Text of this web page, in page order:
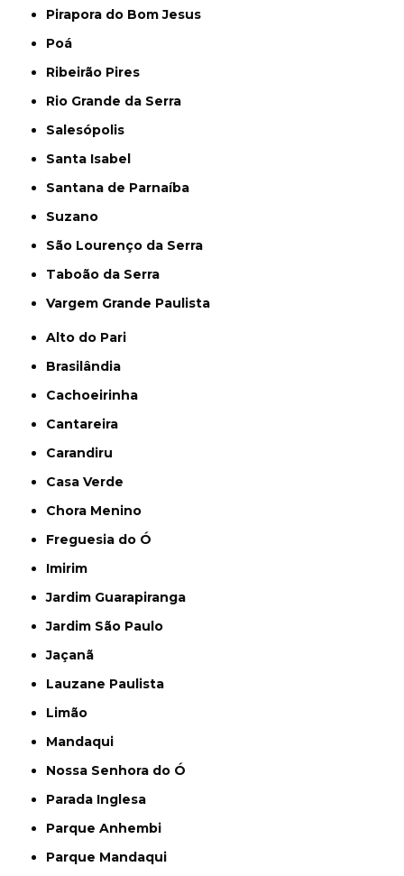
Pirapora do Bom Jesus
Poá
Ribeirão Pires
Rio Grande da Serra
Salesópolis
Santa Isabel
Santana de Parnaíba
Suzano
São Lourenço da Serra
Taboão da Serra
Vargem Grande Paulista
Alto do Pari
Brasilândia
Cachoeirinha
Cantareira
Carandiru
Casa Verde
Chora Menino
Freguesia do Ó
Imirim
Jardim Guarapiranga
Jardim São Paulo
Jaçanã
Lauzane Paulista
Limão
Mandaqui
Nossa Senhora do Ó
Parada Inglesa
Parque Anhembi
Parque Mandaqui